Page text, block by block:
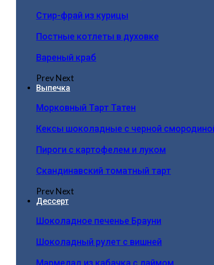
Стир-фрай из курицы
Постные котлеты в духовке
Вареный краб
PrevNext
Выпечка
Морковный Тарт Татен
Кексы шоколадные с черной
Пироги c картофелем и луком
Скандинавский томатный тарт
PrevNext
Дессерт
Шоколадное печенье Брауни
Шоколадный рулет с вишней
Мармелад из кабачка с лаймом